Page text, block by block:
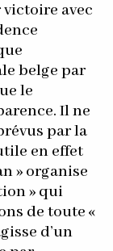
avec
belge par
le
Il ne
par la
en effet
» organise
» qui
de toute «
d’un